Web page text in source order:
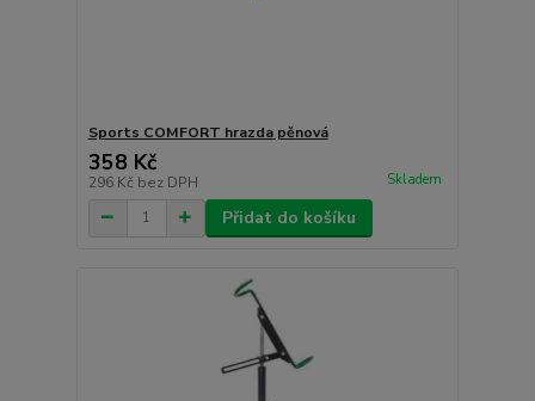
Sports COMFORT hrazda pěnová
358 Kč
296 Kč bez DPH Skladem
Přidat do košíku